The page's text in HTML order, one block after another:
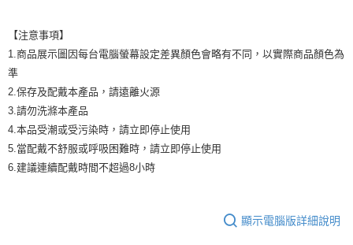
【注意事項】
1.商品展示圖因每台電腦螢幕設定差異顏色會略有不同，以實際商品顏色為
準
2.保存及配戴本產品，請遠離火源
3.請勿洗滌本產品
4.本品受潮或受污染時，請立即停止使用
5.當配戴不舒服或呼吸困難時，請立即停止使用
6.建議連續配戴時間不超過8小時
顯示電腦版詳細說明